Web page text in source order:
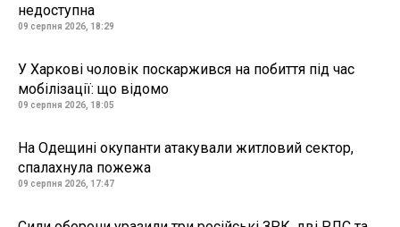
недоступна
09 серпня 2026, 18:29
У Харкові чоловік поскаржився на побиття під час
мобілізації: що відомо
09 серпня 2026, 18:05
На Одещині окупанти атакували житловий сектор,
спалахнула пожежа
09 серпня 2026, 17:47